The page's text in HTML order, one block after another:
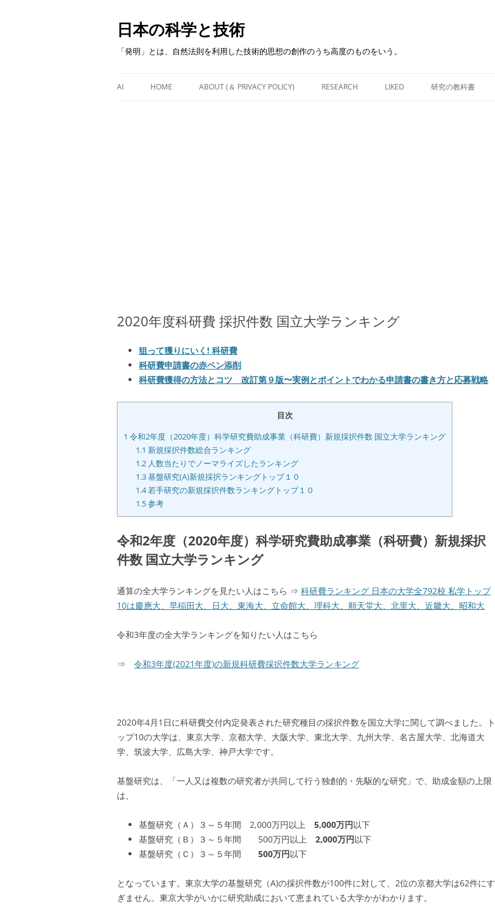
日本の科学と技術
「発明」とは、自然法則を利用した技術的思想の創作のうち高度のものをいう。
content
AI HOME ABOUT (＆ PRIVACY POLICY) RESEARCH LIKED 研究の教科書
2020年度科研費 採択件数 国立大学ランキング
狙って獲りにいく! 科研費
科研費申請書の赤ペン添削
科研費獲得の方法とコツ 改訂第９版〜実例とポイントでわかる申請書の書き方と応募戦略
目次
1 令和2年度（2020年度）科学研究費助成事業（科研費）新規採択件数 国立大学ランキング
1.1 新規採択件数総合ランキング
1.2人数当たりでノーマライズしたランキング
1.3基盤研究(A)新規採択ランキングトップ１０
1.4若手研究の新規採択件数ランキングトップ１０
1.5参考
令和2年度（2020年度）科学研究費助成事業（科研費）新規採択
件数 国立大学ランキング
通算の全大学ランキングを見たい人はこちら ⇒ 科研費ランキング 日本の大学全792校 私学トップ
10は慶應大、早稲田大、日大、東海大、立命館大、理科大、順天堂大、北里大、近畿大、昭和大
令和3年度の全大学ランキングを知りたい人はこちら
⇒ 令和3年度(2021年度)の新規科研費採択件数大学ランキング
2020年4月1日に科研費交付内定発表された研究種目の採択件数を国立大学に関して調べました。ト
ップ10の大学は、東京大学、京都大学、大阪大学、東北大学、九州大学、名古屋大学、北海道大
学、筑波大学、広島大学、神戸大学です。
基盤研究は、「一人又は複数の研究者が共同して行う独創的・先駆的な研究」で、助成金額の上限
は、
基盤研究（Ａ）３～５年間 2,000万円以上 5,000万円以下
基盤研究（Ｂ）３～５年間 500万円以上 2,000万円以下
基盤研究（Ｃ）３～５年間 500万円以下
となっています。東京大学の基盤研究（A)の採択件数が100件に対して、2位の京都大学は62件にす
ぎません。東京大学がいかに研究助成において恵まれている大学かがわかります。